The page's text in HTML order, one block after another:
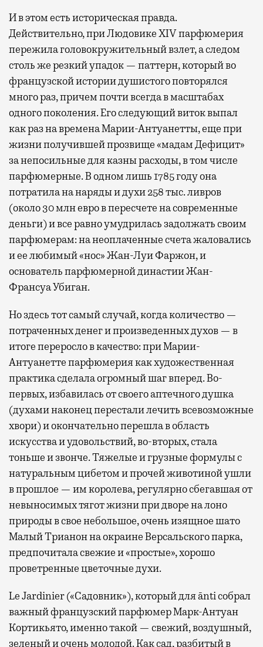
И в этом есть историческая правда.
Действительно, при Людовике XIV парфюмерия
пережила головокружительный взлет, а следом
столь же резкий упадок — паттерн, который во
французской истории душистого повторялся
много раз, причем почти всегда в масштабах
одного поколения. Его следующий виток выпал
как раз на времена Марии-Антуанетты, еще при
жизни получившей прозвище «мадам Дефицит»
за непосильные для казны расходы, в том числе
парфюмерные. В одном лишь 1785 году она
потратила на наряды и духи 258 тыс. ливров
(около 30 млн евро в пересчете на современные
деньги) и все равно умудрилась задолжать своим
парфюмерам: на неоплаченные счета жаловались
и ее любимый «нос» Жан-Луи Фаржон, и
основатель парфюмерной династии Жан-
Франсуа Убиган.
Но здесь тот самый случай, когда количество —
потраченных денег и произведенных духов — в
итоге переросло в качество: при Марии-
Антуанетте парфюмерия как художественная
практика сделала огромный шаг вперед. Во-
первых, избавилась от своего аптечного душка
(духами наконец перестали лечить всевозможные
хвори) и окончательно перешла в область
искусства и удовольствий, во-вторых, стала
тоньше и звонче. Тяжелые и грузные формулы с
натуральным цибетом и прочей животиной ушли
в прошлое — им королева, регулярно cбегавшая от
невыносимых тягот жизни при дворе на лоно
природы в свое небольшое, очень изящное шато
Малый Трианон на окраине Версальского парка,
предпочитала свежие и «простые», хорошо
проветренные цветочные духи.
Le Jardinier («Садовник»), который для ānti собрал
важный французский парфюмер Марк-Антуан
Кортикьято, именно такой — свежий, воздушный,
зеленый и очень молодой. Как сад, разбитый в